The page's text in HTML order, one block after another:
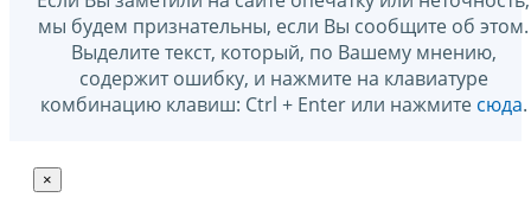
мы будем признательны, если Вы сообщите об этом.
Выделите текст, который, по Вашему мнению,
содержит ошибку, и нажмите на клавиатуре
комбинацию клавиш: Ctrl + Enter или нажмите сюда.
×